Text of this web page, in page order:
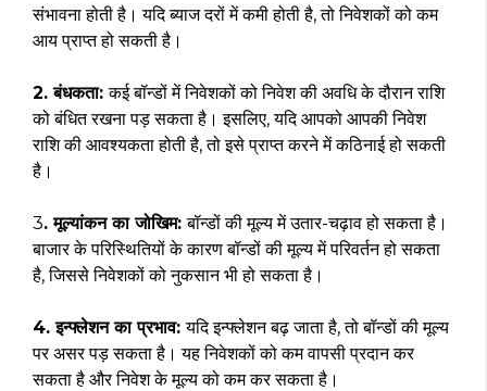
संभावना होती है। यदि ब्याज दरों में कमी होती है, तो निवेशकों को कम
आय प्राप्त हो सकती है।
2. बंधकता:कई बॉन्डों में निवेशकों को निवेश की अवधि के दौरान राशि
को बंधित रखना पड़ सकता है। इसलिए, यदि आपको आपकी निवेश
राशि की आवश्यकता होती है, तो इसे प्राप्त करने में कठिनाई हो सकती
है।
3. मूल्यांकन का जोखिम:बॉन्डों की मूल्य में उतार-चढ़ाव हो सकता है।
बाजार के परिस्थितियों के कारण बॉन्डों की मूल्य में परिवर्तन हो सकता
है, जिससे निवेशकों को नुकसान भी हो सकता है।
4. इन्फ्लेशन का प्रभाव:यदि इन्फ्लेशन बढ़ जाता है, तो बॉन्डों की मूल्य
पर असर पड़ सकता है। यह निवेशकों को कम वापसी प्रदान कर
सकता है और निवेश के मूल्य को कम कर सकता है।